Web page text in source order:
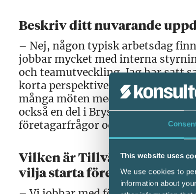
This website uses
We use cookies to
information about
Beskriv ditt nuvarande
– Nej, någon typisk arbetsdag
jobbar mycket med interna
och teamutveckling. Jag har satt
korta perspektivet och i ett
många möten med regioner,
också en del i Bryssel och
företagarfrågor och
Vilken är Tillväxtverkets roll
vilja starta företag?